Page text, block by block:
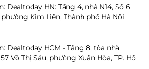
Dealtoday HN: Tầng 4, nhà N14, Số 6
phường Kim Liên, Thành phố Hà Nội
Dealtoday HCM - Tầng 8, tòa nhà
Võ Thị Sáu, phường Xuân Hòa, TP. Hồ